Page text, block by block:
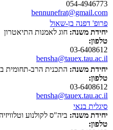
054-4946773
bennunefrat@gmail.com
פרופ' דפנה בן-שאול
יחידת משנה: חוג לאמנות התיאטרון
טלפון:
03-6408612
bensha@tauex.tau.ac.il
יחידת משנה: התכנית הרב-תחומית
טלפון:
03-6408612
bensha@tauex.tau.ac.il
סיגלית בנאי
יחידת משנה: ביה"ס לקולנוע
טלפון: